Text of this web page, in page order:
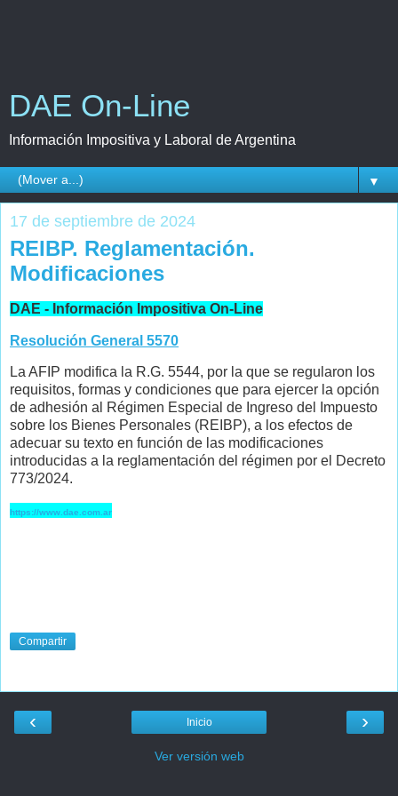
DAE On-Line
Información Impositiva y Laboral de Argentina
▼
17 de septiembre de 2024
REIBP. Reglamentación.
Modificaciones
DAE - Información Impositiva On-Line
Resolución General 5570
La AFIP modifica la R.G. 5544, por la que se regularon los
requisitos, formas y condiciones que para ejercer la opción
de adhesión al Régimen Especial de Ingreso del Impuesto
sobre los Bienes Personales (REIBP), a los efectos de
adecuar su texto en función de las modificaciones
introducidas a la reglamentación del régimen por el Decreto
773/2024.
https://www.dae.com.ar
Compartir
‹ ›
Inicio
Ver versión web